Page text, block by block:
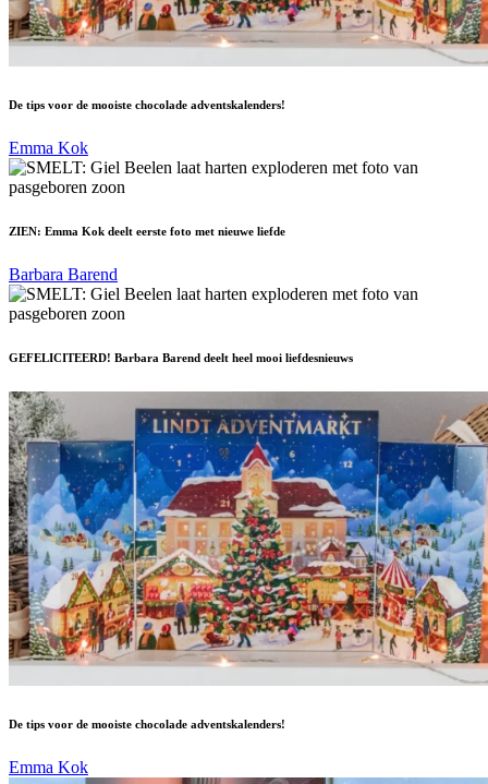
De tips voor de mooiste chocolade adventskalenders!
Emma Kok
ZIEN: Emma Kok deelt eerste foto met nieuwe liefde
Barbara Barend
GEFELICITEERD! Barbara Barend deelt heel mooi liefdesnieuws
De tips voor de mooiste chocolade adventskalenders!
Emma Kok